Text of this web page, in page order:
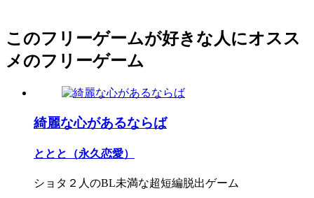
このフリーゲームが好きな人にオスス
メのフリーゲーム
綺麗な心があるならば
ととと（永久恋愛）
ショタ２人のBL未満な超短編脱出ゲーム